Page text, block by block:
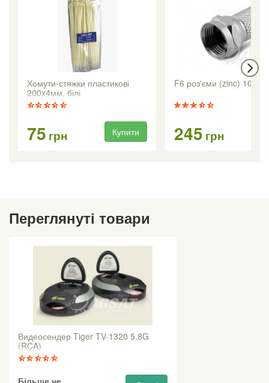
Хомути-стяжки пластикові
200x4мм, білі
75 грн Купити
F6 роз'єми (zinc) 100
245 грн
Переглянуті товари
Видеосендер Tiger TV-1320 5.8G
(RCA)